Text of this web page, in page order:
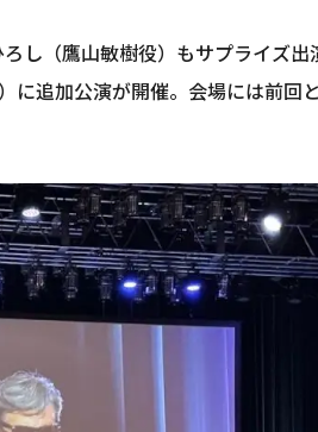
し（鷹山敏樹役）もサプライズ
に追加公演が開催。会場には前回